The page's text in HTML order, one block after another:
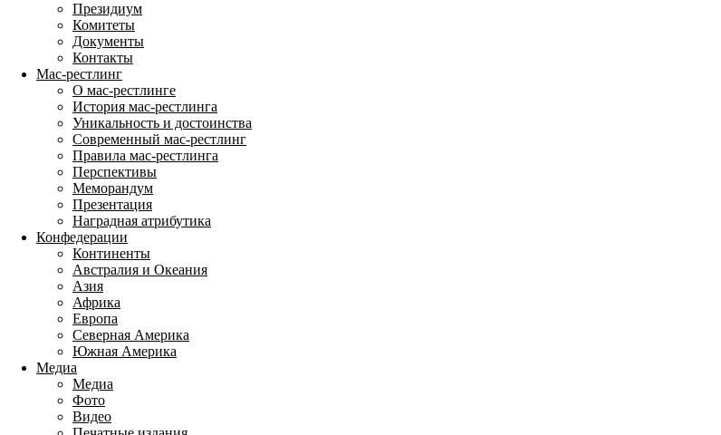
Президиум
Комитеты
Документы
Контакты
Мас-рестлинг
О мас-рестлинге
История мас-рестлинга
Уникальность и достоинства
Современный мас-рестлинг
Правила мас-рестлинга
Перспективы
Меморандум
Презентация
Наградная атрибутика
Конфедерации
Континенты
Австралия и Океания
Азия
Африка
Европа
Северная Америка
Южная Америка
Медиа
Медиа
Фото
Видео